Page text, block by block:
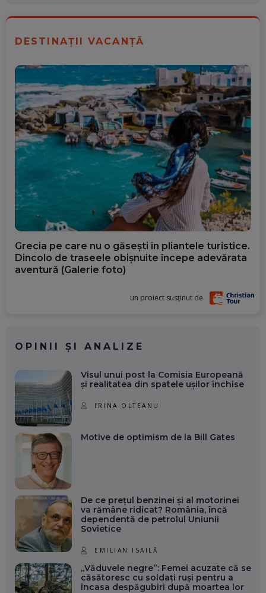
DESTINAȚII VACANȚĂ
Grecia pe care nu o găsești în pliantele turistice.
Dincolo de traseele obișnuite începe adevărata
aventură (Galerie foto)
un proiect susținut de
OPINII ȘI ANALIZE
Visul unui post la Comisia Europeană
și realitatea din spatele ușilor închise
IRINA OLTEANU
Motive de optimism de la Bill Gates
De ce prețul benzinei și al motorinei
va rămâne ridicat? România, încă
dependentă de petrolul Uniunii
Sovietice
EMILIAN ISAILĂ
„Văduvele negre”: Femei acuzate că se
căsătoresc cu soldați ruși pentru a
încasa despăgubiri după moartea lor